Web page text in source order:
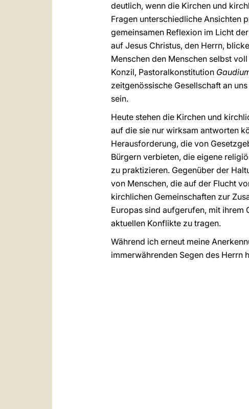
deutlich, wenn die Kirchen und
Fragen unterschiedliche Ansichten
gemeinsamen Reflexion im Licht
auf Jesus Christus, den Herrn,
Menschen den Menschen selbst
Konzil, Pastoralkonstitution
zeitgenössische Gesellschaft an
sein.
Heute stehen die Kirchen und
auf die sie nur wirksam antworten
Herausforderung, die von
Bürgern verbieten, die eigene
zu praktizieren. Gegenüber der
von Menschen, die auf der Flucht
kirchlichen Gemeinschaften zur
Europas sind aufgerufen, mit ihrem
aktuellen Konflikte zu tragen.
Während ich erneut meine
immerwährenden Segen des Herrn